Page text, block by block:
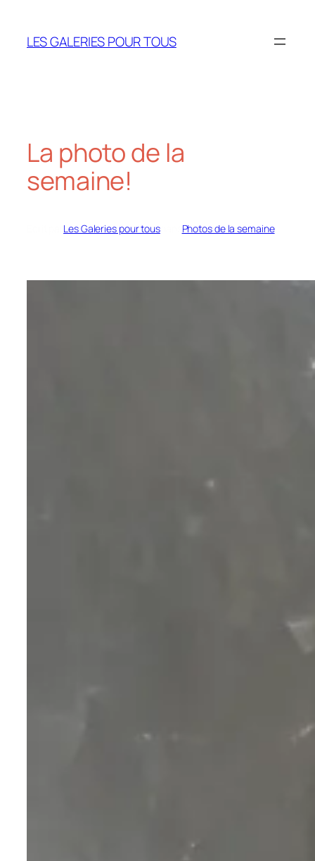
contenu
LES GALERIES POUR TOUS
La photo de la
semaine!
Les Galeries pour tousdans Photos de la semaine